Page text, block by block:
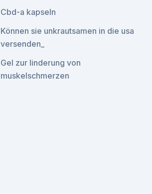
Cbd-a kapseln
Können sie unkrautsamen in die usa
versenden_
Gel zur linderung von
muskelschmerzen